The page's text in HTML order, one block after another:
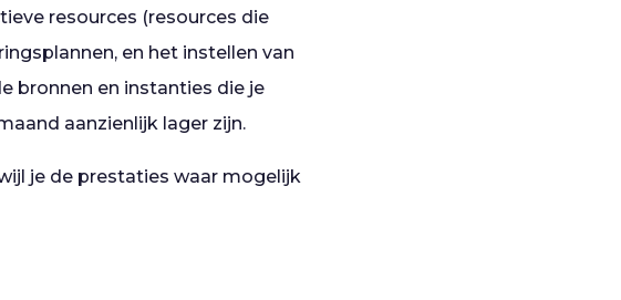
resources (resources die
en het instellen van
bronnen en instanties die je
aanzienlijk lager zijn.
je de prestaties waar mogelijk